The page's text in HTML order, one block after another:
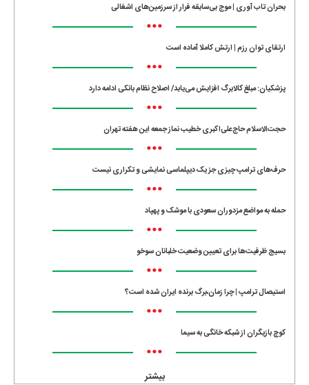
بحران تاب آوری | موج بی‌سابقه فرار از سرزمین‌های اشغالی
•••
ارتقای توان رزم | ارتش کاملا آماده است
•••
پزشکیان: مبلغ کالابرگ افزایش می‌یابد/ اصلاح نظام بانکی ادامه دارد
•••
حجت‌الاسلام حاج‌علی‌اکبری خطیب نماز جمعه این هفته تهران
•••
حرف‌های ترامپ چیزی جز یک دیپلماسی نمایشی و تکراری نیست
•••
حمله به مواضع مزدوران سعودی با موشک و پهپاد
•••
بسیج ظرفیت‌ها برای تعیین وضعیت خلبانان سوخو
•••
استیصال ترامپ | چرا زمان،برگ برنده ایران شده است؟
•••
کوچ بازیگران از شبکه خانگی به سیما
•••
بیشتر